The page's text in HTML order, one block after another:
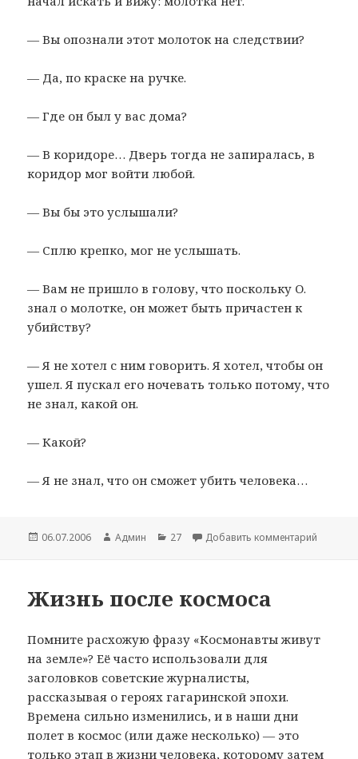
— Вы опознали этот молоток на следствии?
— Да, по краске на ручке.
— Где он был у вас дома?
— В коридоре… Дверь тогда не запиралась, в
коридор мог войти любой.
— Вы бы это услышали?
— Сплю крепко, мог не услышать.
— Вам не пришло в голову, что поскольку О.
знал о молотке, он может быть причастен к
убийству?
— Я не хотел с ним говорить. Я хотел, чтобы он
ушел. Я пускал его ночевать только потому, что
не знал, какой он.
— Какой?
— Я не знал, что он сможет убить человека…
Опубликовано
06.07.2006 Автор
Админ Рубрики
27 Добавить комментарий
Жизнь после космоса
Помните расхожую фразу «Космонавты живут
на земле»? Её часто использовали для
заголовков советские журналисты,
рассказывая о героях гагаринской эпохи.
Времена сильно изменились, и в наши дни
полет в космос (или даже несколько) — это
только этап в жизни человека, которому затем